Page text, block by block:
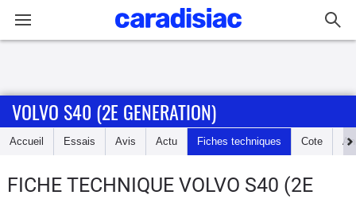
Accueil
Essais
VOLVO S40 (2E GENERATION)
Accueil Essais Avis Actu Fiches techniques Cote
FICHE TECHNIQUE VOLVO S40 (2E